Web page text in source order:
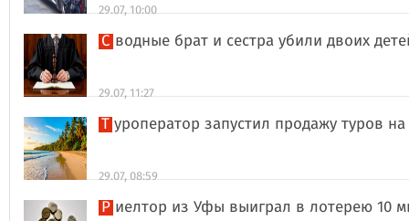
29.07, 10:00
Сводные брат и сестра убили двоих
29.07, 11:27
Туроператор запустил продажу туров
29.07, 08:59
Риелтор из Уфы выиграл в лотерею 10